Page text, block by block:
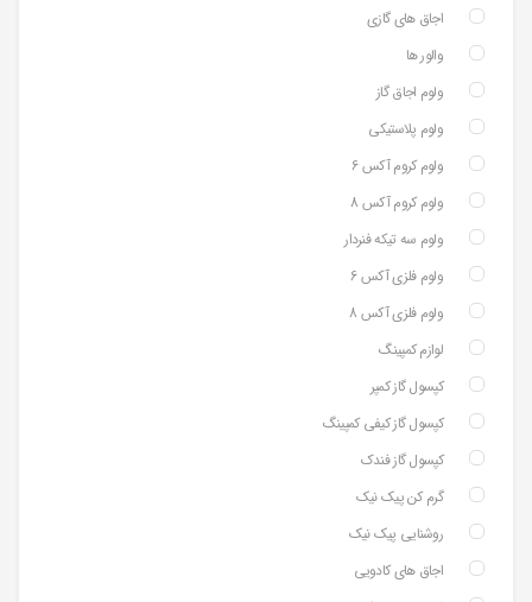
اجاق های گازی
والور ها
ولوم اجاق گاز
ولوم پلاستیکی
ولوم کروم آکس 6
ولوم کروم آکس 8
ولوم سه تیکه فنردار
ولوم فلزی آکس 6
ولوم فلزی آکس 8
لوازم کمپینگ
کپسول گاز کمپر
کپسول گاز کیفی کمپینگ
کپسول گاز فندک
گرم کن پیک نیک
روشنایی پیک نیک
اجاق های کادویی